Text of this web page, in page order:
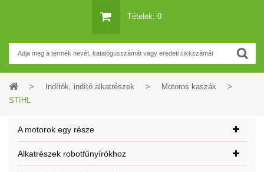
Tételek: 0
> Indítók, indító alkatrészek > Motoros kaszák
>
STIHL
A motorok egy része
Alkatrészek robotfűnyírókhoz